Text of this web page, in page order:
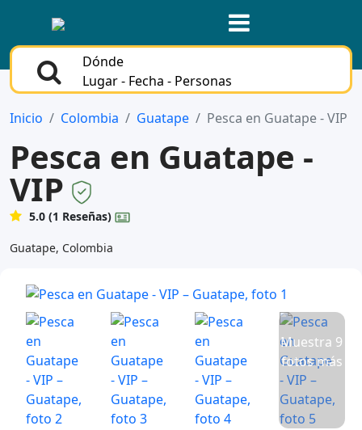
Dónde
Lugar - Fecha - Personas
Inicio Colombia Guatape Pesca en Guatape - VIP
Pesca en Guatape -
VIP
5.0 (1 Reseñas)
Guatape, Colombia
Muestra 9
fotos más